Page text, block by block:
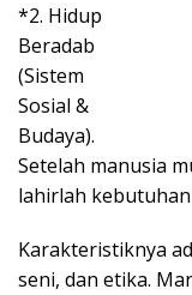
*2. Hidup
Beradab
(Sistem
Sosial &
Budaya).
Setelah manusia
lahirlah
Karakteristiknya
seni, dan etika.